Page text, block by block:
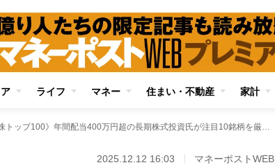
ライフ マネー 住まい・不動産 家計
《3年後に高配当期待の株トップ100》年間配当400万円超の長期株式投資氏が注目10銘柄を厳選 独自ランキングのなかにはハウスメーカー、地場スーパーほか株価上昇期待の銘柄も
2025.12.12 16:03 マネーポストWEB